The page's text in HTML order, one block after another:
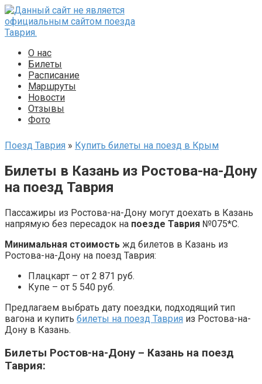
Перейти
к
контенту
О нас
Билеты
Расписание
Маршруты
Новости
Отзывы
Фото
Поезд Таврия » Купить билеты на поезд в Крым
Билеты в Казань из Ростова-на-Дону
на поезд Таврия
Пассажиры из Ростова-на-Дону могут доехать в Казань
напрямую без пересадок на поезде Таврия №075*С.
Минимальная стоимость жд билетов в Казань из
Ростова-на-Дону на поезд Таврия:
Плацкарт – от 2 871 руб.
Купе – от 5 540 руб.
Предлагаем выбрать дату поездки, подходящий тип
вагона и купить билеты на поезд Таврия из Ростова-на-
Дону в Казань.
Билеты Ростов-на-Дону – Казань на поезд
Таврия: